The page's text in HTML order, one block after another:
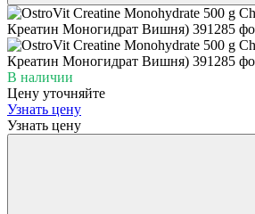
В наличии
Цену уточняйте
Узнать цену
Узнать цену